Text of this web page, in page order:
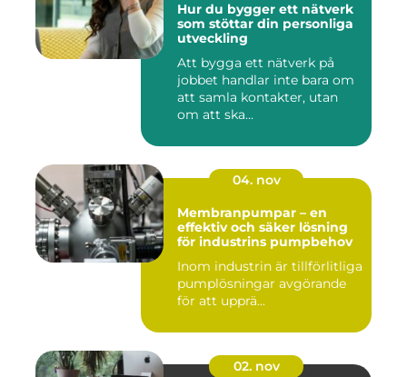
Hur du bygger ett nätverk
som stöttar din personliga
utveckling
Att bygga ett nätverk på
jobbet handlar inte bara om
att samla kontakter, utan
om att ska...
04. nov
Membranpumpar – en
effektiv och säker lösning
för industrins pumpbehov
Inom industrin är tillförlitliga
pumplösningar avgörande
för att upprä...
02. nov